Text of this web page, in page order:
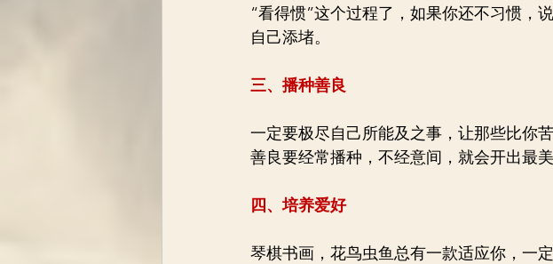
“看得惯”这个过程了，如果你还不习惯，
自己添堵。
三、播种善良
一定要极尽自己所能及之事，让那些比你
善良要经常播种，不经意间，就会开出最
四、培养爱好
琴棋书画，花鸟虫鱼总有一款适应你，一